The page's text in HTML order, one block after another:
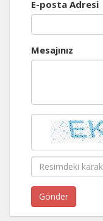
E-posta Adresi
Mesajınız